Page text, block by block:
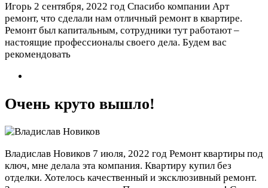
Игорь 2 сентября, 2022 год Спасибо компании Арт
ремонт, что сделали нам отличный ремонт в квартире.
Ремонт был капитальным, сотрудники тут работают –
настоящие профессионалы своего дела. Будем вас
рекомендовать
Очень круто вышло!
Владислав Новиков 7 июля, 2022 год Ремонт квартиры под
ключ, мне делала эта компания. Квартиру купил без
отделки. Хотелось качественный и эксклюзивный ремонт.